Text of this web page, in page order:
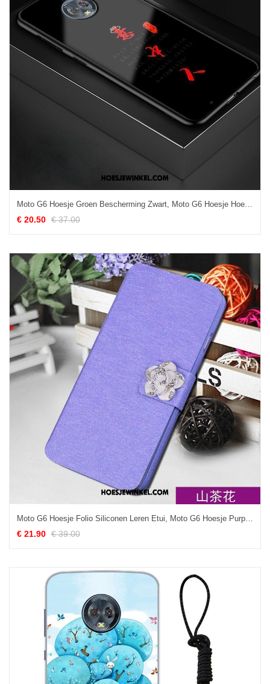
Moto G6 Hoesje Groen Bescherming Zwart, Moto G6 Hoesje Hoes Mobiele Telefoon
€ 20.50 € 37.00
Moto G6 Hoesje Folio Siliconen Leren Etui, Moto G6 Hoesje Purper Bescherming
€ 21.90 € 39.00